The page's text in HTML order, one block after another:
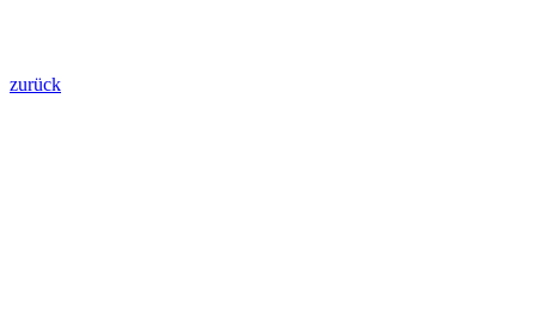
zurück